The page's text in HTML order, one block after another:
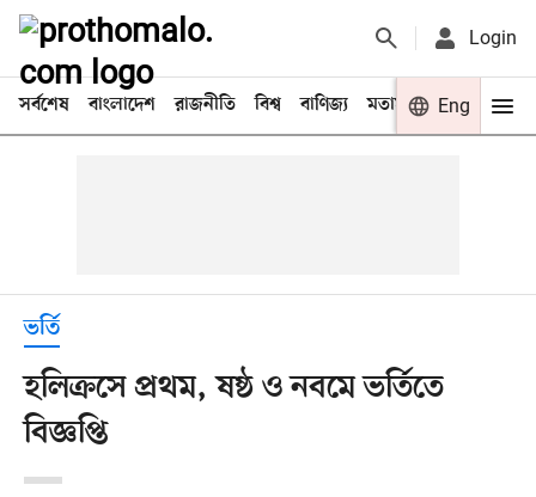
Login
সর্বশেষ বাংলাদেশ রাজনীতি বিশ্ব বাণিজ্য মতামত খেলা
Eng
ভর্তি
হলিক্রসে প্রথম, ষষ্ঠ ও নবমে ভর্তিতে
বিজ্ঞপ্তি